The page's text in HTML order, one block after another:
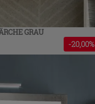
GRAU
-20,00%